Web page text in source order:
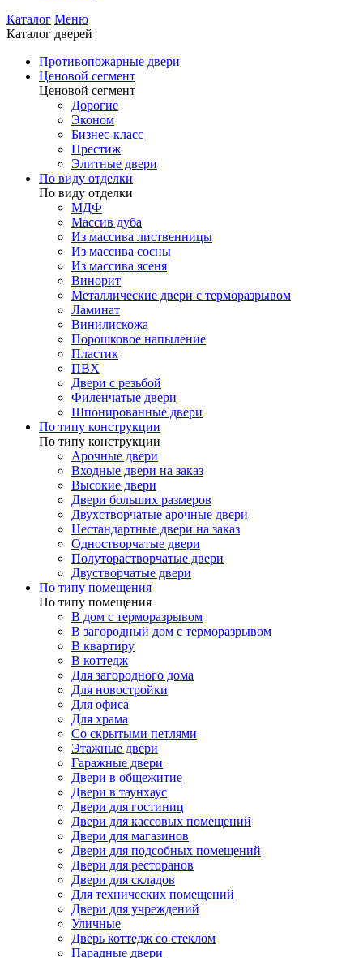
Каталог Меню
Каталог дверей
Противопожарные двери
Ценовой сегмент
Ценовой сегмент
Дорогие
Эконом
Бизнес-класс
Престиж
Элитные двери
По виду отделки
По виду отделки
МДФ
Массив дуба
Из массива лиственницы
Из массива сосны
Из массива ясеня
Винорит
Металлические двери с терморазрывом
Ламинат
Винилискожа
Порошковое напыление
Пластик
ПВХ
Двери с резьбой
Филенчатые двери
Шпонированные двери
По типу конструкции
По типу конструкции
Арочные двери
Входные двери на заказ
Высокие двери
Двери больших размеров
Двухстворчатые арочные двери
Нестандартные двери на заказ
Одностворчатые двери
Полуторастворчатые двери
Двустворчатые двери
По типу помещения
По типу помещения
В дом с терморазрывом
В загородный дом с терморазрывом
В квартиру
В коттедж
Для загородного дома
Для новостройки
Для офиса
Для храма
Со скрытыми петлями
Этажные двери
Гаражные двери
Двери в общежитие
Двери в таунхаус
Двери для гостиниц
Двери для кассовых помещений
Двери для магазинов
Двери для подсобных помещений
Двери для ресторанов
Двери для складов
Для технических помещений
Двери для учреждений
Уличные
Дверь коттедж со стеклом
Парадные двери